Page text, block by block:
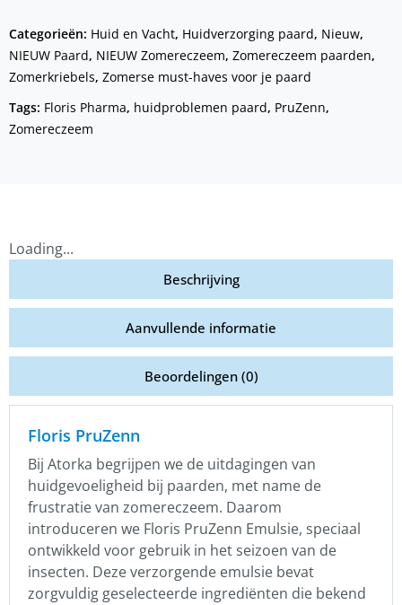
Categorieën: Huid en Vacht, Huidverzorging paard, Nieuw,
NIEUW Paard, NIEUW Zomereczeem, Zomereczeem paarden,
Zomerkriebels, Zomerse must-haves voor je paard
Tags: Floris Pharma, huidproblemen paard, PruZenn,
Zomereczeem
Loading...
Beschrijving
Aanvullende informatie
Beoordelingen (0)
Floris PruZenn
Bij Atorka begrijpen we de uitdagingen van
huidgevoeligheid bij paarden, met name de
frustratie van zomereczeem. Daarom
introduceren we Floris PruZenn Emulsie, speciaal
ontwikkeld voor gebruik in het seizoen van de
insecten. Deze verzorgende emulsie bevat
zorgvuldig geselecteerde ingrediënten die bekend